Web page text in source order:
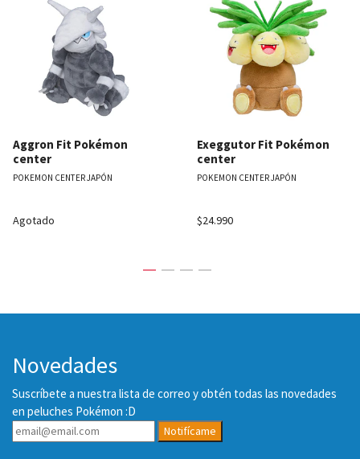
Aggron Fit Pokémon
center
POKEMON CENTER JAPÓN
Agotado
Exeggutor Fit Pokémon
center
POKEMON CENTER JAPÓN
$24.990
Novedades
Suscríbete a nuestra lista de correo y obtén todas las novedades
en peluches Pokémon :D
Notifícame